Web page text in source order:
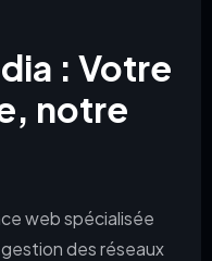
: Votre
notre
web spécialisée
des réseaux